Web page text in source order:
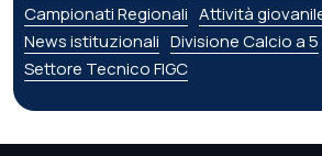
Campionati Regionali Attività
News istituzionali Divisione Calcio a 5
Settore Tecnico FIGC